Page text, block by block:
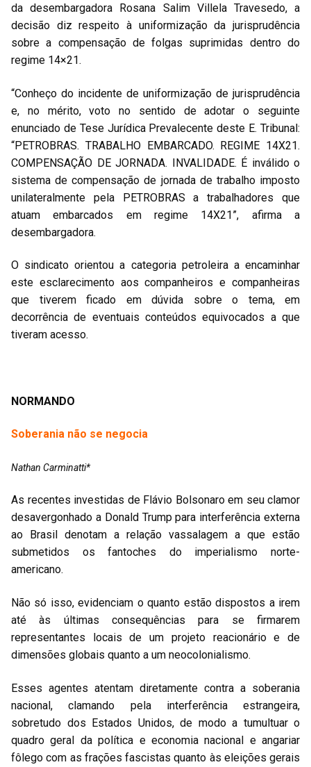
da desembargadora Rosana Salim Villela Travesedo, a
decisão diz respeito à uniformização da jurisprudência
sobre a compensação de folgas suprimidas dentro do
regime 14×21.
“Conheço do incidente de uniformização de jurisprudência
e, no mérito, voto no sentido de adotar o seguinte
enunciado de Tese Jurídica Prevalecente deste E. Tribunal:
“PETROBRAS. TRABALHO EMBARCADO. REGIME 14X21.
COMPENSAÇÃO DE JORNADA. INVALIDADE. É inválido o
sistema de compensação de jornada de trabalho imposto
unilateralmente pela PETROBRAS a trabalhadores que
atuam embarcados em regime 14X21”, afirma a
desembargadora.
O sindicato orientou a categoria petroleira a encaminhar
este esclarecimento aos companheiros e companheiras
que tiverem ficado em dúvida sobre o tema, em
decorrência de eventuais conteúdos equivocados a que
tiveram acesso.
NORMANDO
Soberania não se negocia
Nathan Carminatti*
As recentes investidas de Flávio Bolsonaro em seu clamor
desavergonhado a Donald Trump para interferência externa
ao Brasil denotam a relação vassalagem a que estão
submetidos os fantoches do imperialismo norte-
americano.
Não só isso, evidenciam o quanto estão dispostos a irem
até às últimas consequências para se firmarem
representantes locais de um projeto reacionário e de
dimensões globais quanto a um neocolonialismo.
Esses agentes atentam diretamente contra a soberania
nacional, clamando pela interferência estrangeira,
sobretudo dos Estados Unidos, de modo a tumultuar o
quadro geral da política e economia nacional e angariar
fôlego com as frações fascistas quanto às eleições gerais